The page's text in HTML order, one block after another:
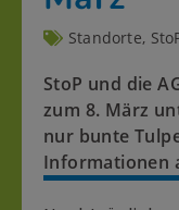
Standorte,
StoP und die
zum 8. März
nur bunte
Informationen